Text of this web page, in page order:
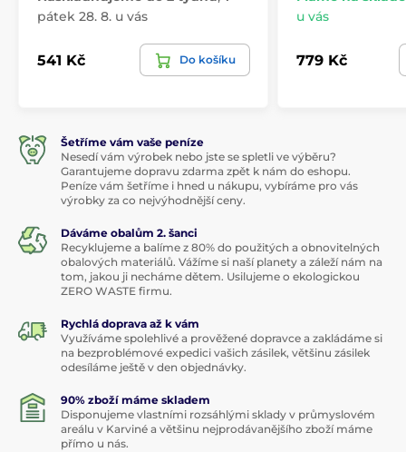
pátek 28. 8. u vás
541 Kč Do košíku
u vás
779 Kč
Šetříme vám vaše peníze
Nesedí vám výrobek nebo jste se spletli ve výběru?
Garantujeme dopravu zdarma zpět k nám do eshopu.
Peníze vám šetříme i hned u nákupu, vybíráme pro vás
výrobky za co nejvýhodnější ceny.
Dáváme obalům 2. šanci
Recyklujeme a balíme z 80% do použitých a obnovitelných
obalových materiálů. Vážíme si naší planety a záleží nám na
tom, jakou ji necháme dětem. Usilujeme o ekologickou
ZERO WASTE firmu.
Rychlá doprava až k vám
Využíváme spolehlivé a prověžené dopravce a zakládáme si
na bezproblémové expedici vašich zásilek, většinu zásilek
odesíláme ještě v den objednávky.
90% zboží máme skladem
Disponujeme vlastními rozsáhlými sklady v průmyslovém
areálu v Karviné a většinu nejprodávanějšího zboží máme
přímo u nás.